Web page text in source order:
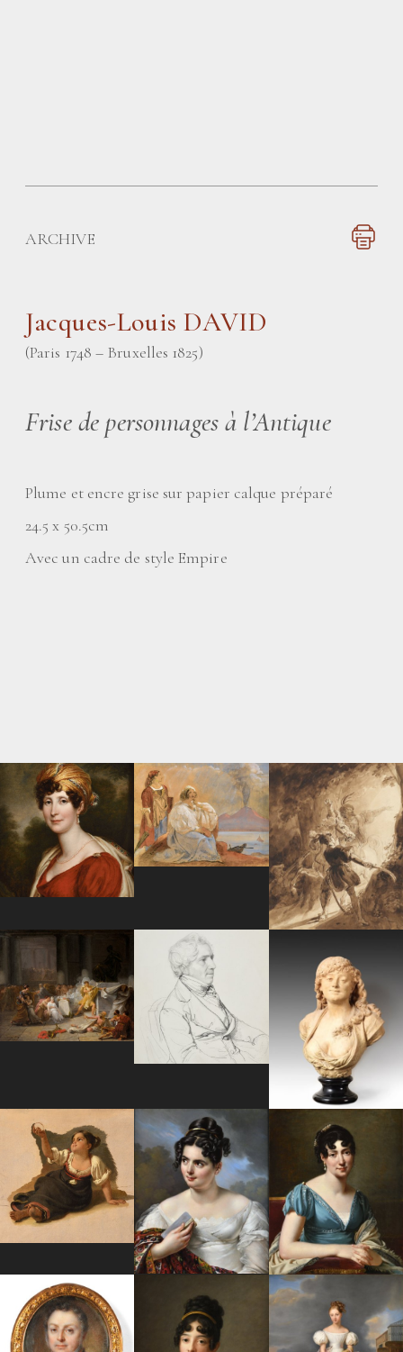
ARCHIVE
Jacques-Louis DAVID
(Paris 1748 – Bruxelles 1825)
Frise de personnages à l’Antique
Plume et encre grise sur papier calque préparé
24.5 x 50.5cm
Avec un cadre de style Empire